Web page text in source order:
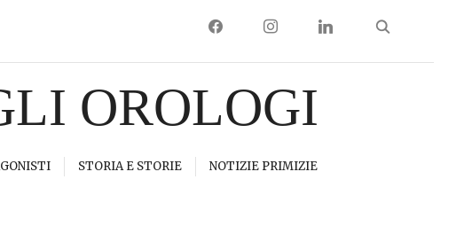
FACEBOOKINSTAGRAMLINKEDIN
OROLOGI
STORIA E STORIE NOTIZIE PRIMIZIE